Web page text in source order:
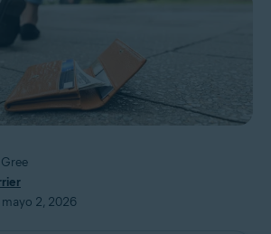
2, 2026